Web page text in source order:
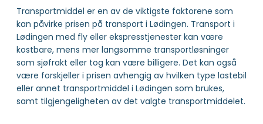
Transportmiddel er en av de viktigste faktorene som
kan påvirke prisen på transport i Lødingen. Transport i
Lødingen med fly eller ekspresstjenester kan være
kostbare, mens mer langsomme transportløsninger
som sjøfrakt eller tog kan være billigere. Det kan også
være forskjeller i prisen avhengig av hvilken type lastebil
eller annet transportmiddel i Lødingen som brukes,
samt tilgjengeligheten av det valgte transportmiddelet.